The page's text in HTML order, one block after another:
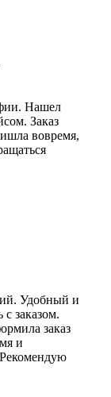
Нашел
Заказ
вовремя,
Удобный и
с заказом.
заказ
и
Рекомендую